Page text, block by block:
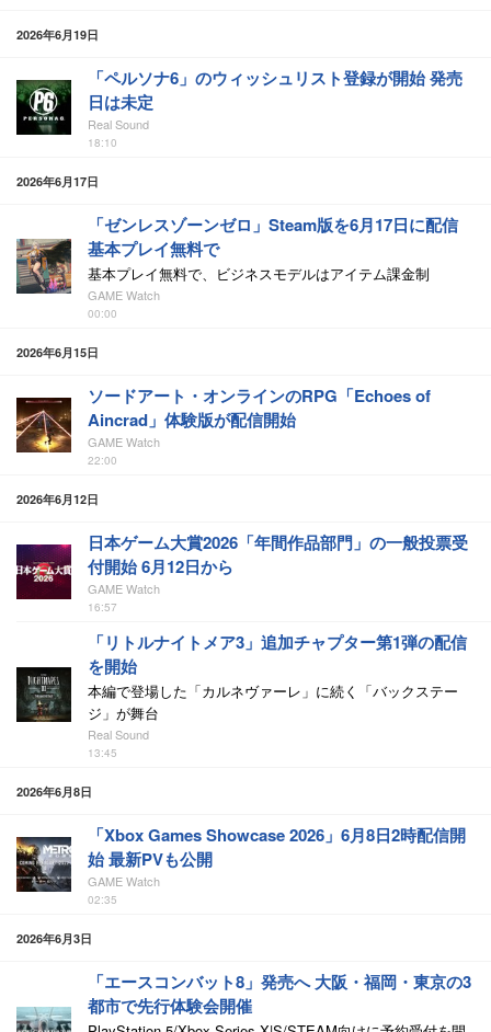
2026年6月19日
「ペルソナ6」のウィッシュリスト登録が開始 発売
日は未定
Real Sound
18:10
2026年6月17日
「ゼンレスゾーンゼロ」Steam版を6月17日に配信
基本プレイ無料で
基本プレイ無料で、ビジネスモデルはアイテム課金制
GAME Watch
00:00
2026年6月15日
ソードアート・オンラインのRPG「Echoes of
Aincrad」体験版が配信開始
GAME Watch
22:00
2026年6月12日
日本ゲーム大賞2026「年間作品部門」の一般投票受
付開始 6月12日から
GAME Watch
16:57
「リトルナイトメア3」追加チャプター第1弾の配信
を開始
本編で登場した「カルネヴァーレ」に続く「バックステー
ジ」が舞台
Real Sound
13:45
2026年6月8日
「Xbox Games Showcase 2026」6月8日2時配信開
始 最新PVも公開
GAME Watch
02:35
2026年6月3日
「エースコンバット8」発売へ 大阪・福岡・東京の3
都市で先行体験会開催